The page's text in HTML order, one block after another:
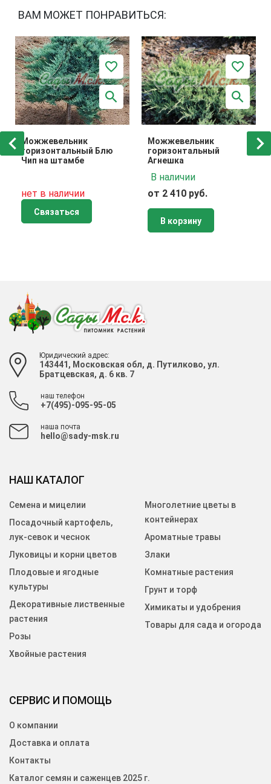
ВАМ МОЖЕТ ПОНРАВИТЬСЯ:
Можжевельник
горизонтальный Блю
Чип на штамбе
нет в наличии
Связаться
Можжевельник
горизонтальный
Агнешка
В наличии
от 2 410 руб.
В корзину
Юридический адрес:
143441, Московская обл, д. Путилково, ул.
Братцевская, д. 6 кв. 7
наш телефон
+7(495)-095-95-05
наша почта
hello@sady-msk.ru
СЕРВИС И ПОМОЩЬ
О компании
Доставка и оплата
Контакты
Каталог семян и саженцев 2025 г.
НАШ КАТАЛОГ
Семена и мицелии
Посадочный картофель,
лук-севок и чеснок
Луковицы и корни цветов
Плодовые и ягодные
культуры
Декоративные лиственные
растения
Розы
Хвойные растения
Многолетние цветы в
контейнерах
Ароматные травы
Злаки
Комнатные растения
Грунт и торф
Химикаты и удобрения
Товары для сада и огорода